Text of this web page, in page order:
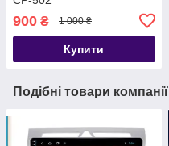
900 ₴ 1 000 ₴
Купити
Подібні товари компанії